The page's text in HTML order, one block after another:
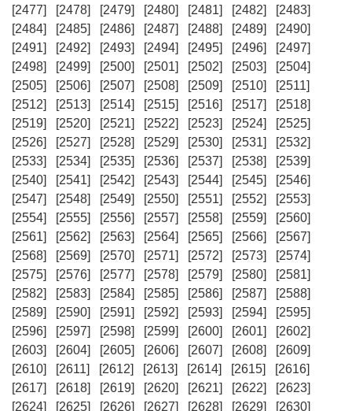
[2477]
[2478] [2479] [2480] [2481] [2482]
[2483]
[2484]
[2485] [2486] [2487] [2488] [2489]
[2490]
[2491]
[2492] [2493] [2494] [2495] [2496]
[2497]
[2498]
[2499] [2500] [2501] [2502] [2503]
[2504]
[2505]
[2506] [2507] [2508] [2509] [2510]
[2511]
[2512]
[2513] [2514] [2515] [2516] [2517]
[2518]
[2519]
[2520] [2521] [2522] [2523] [2524]
[2525]
[2526]
[2527] [2528] [2529] [2530] [2531]
[2532]
[2533]
[2534] [2535] [2536] [2537] [2538]
[2539]
[2540]
[2541] [2542] [2543] [2544] [2545]
[2546]
[2547]
[2548] [2549] [2550] [2551] [2552]
[2553]
[2554]
[2555] [2556] [2557] [2558] [2559]
[2560]
[2561]
[2562] [2563] [2564] [2565] [2566]
[2567]
[2568]
[2569] [2570] [2571] [2572] [2573]
[2574]
[2575]
[2576] [2577] [2578] [2579] [2580]
[2581]
[2582]
[2583] [2584] [2585] [2586] [2587]
[2588]
[2589]
[2590] [2591] [2592] [2593] [2594]
[2595]
[2596]
[2597] [2598] [2599] [2600] [2601]
[2602]
[2603]
[2604] [2605] [2606] [2607] [2608]
[2609]
[2610]
[2611] [2612] [2613] [2614] [2615]
[2616]
[2617]
[2618] [2619] [2620] [2621] [2622]
[2623]
[2624]
[2625] [2626] [2627] [2628] [2629]
[2630]